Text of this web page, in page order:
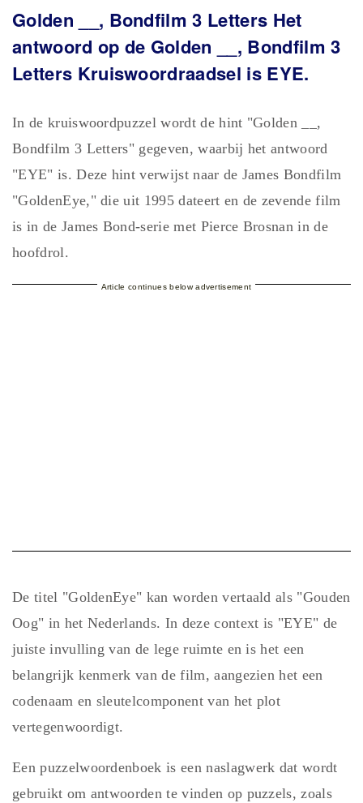
Golden __, Bondfilm 3 Letters Het
antwoord op de Golden __, Bondfilm 3
Letters Kruiswoordraadsel is EYE.
In de kruiswoordpuzzel wordt de hint "Golden __,
Bondfilm 3 Letters" gegeven, waarbij het antwoord
"EYE" is. Deze hint verwijst naar de James Bondfilm
"GoldenEye," die uit 1995 dateert en de zevende film
is in de James Bond-serie met Pierce Brosnan in de
hoofdrol.
Article continues below advertisement
De titel "GoldenEye" kan worden vertaald als "Gouden
Oog" in het Nederlands. In deze context is "EYE" de
juiste invulling van de lege ruimte en is het een
belangrijk kenmerk van de film, aangezien het een
codenaam en sleutelcomponent van het plot
vertegenwoordigt.
Een puzzelwoordenboek is een naslagwerk dat wordt
gebruikt om antwoorden te vinden op puzzels, zoals